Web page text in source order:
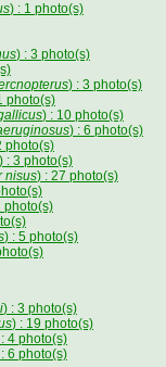
) : 1 photo(s)
) : 3 photo(s)
) : 3 photo(s)
photo(s)
) : 10 photo(s)
) : 6 photo(s)
photo(s)
) : 3 photo(s)
nisus) : 27 photo(s)
photo(s)
) : 5 photo(s)
) : 3 photo(s)
) : 19 photo(s)
4 photo(s)
6 photo(s)